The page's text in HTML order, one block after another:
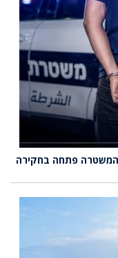
המשטרה פתחה בחקירה